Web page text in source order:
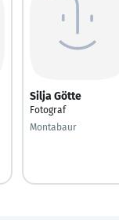
Silja Götte
Fotograf
Montabaur